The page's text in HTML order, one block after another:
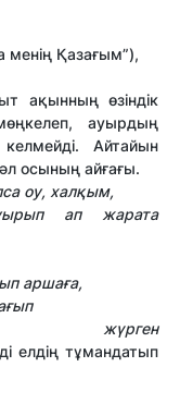
менің Қазағым”),
ақынның өзіндік
ауырдың
Айтайын
осының айғағы.
оу, халқым,
ап жарата
аршаға,
ғып
елдің тұмандатып